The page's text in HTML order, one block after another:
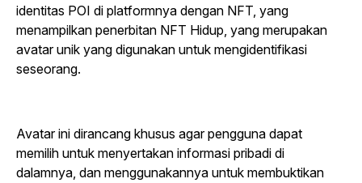
identitas POI di platformnya dengan NFT, yang
menampilkan penerbitan NFT Hidup, yang merupakan
avatar unik yang digunakan untuk mengidentifikasi
seseorang.
Avatar ini dirancang khusus agar pengguna dapat
memilih untuk menyertakan informasi pribadi di
dalamnya, dan menggunakannya untuk membuktikan